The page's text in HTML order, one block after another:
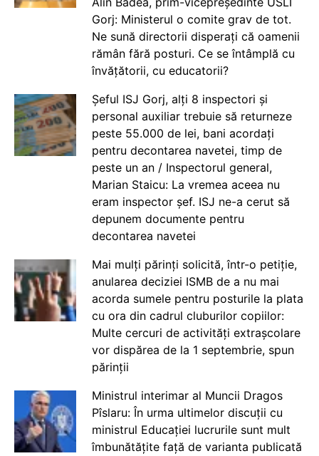
Gorj: Ministerul o comite grav de tot.
Ne sună directorii disperați că oamenii
rămân fără posturi. Ce se întâmplă cu
învățătorii, cu educatorii?
Șeful ISJ Gorj, alți 8 inspectori și
personal auxiliar trebuie să returneze
peste 55.000 de lei, bani acordați
pentru decontarea navetei, timp de
peste un an / Inspectorul general,
Marian Staicu: La vremea aceea nu
eram inspector șef. ISJ ne-a cerut să
depunem documente pentru
decontarea navetei
Mai mulți părinți solicită, într-o petiție,
anularea deciziei ISMB de a nu mai
acorda sumele pentru posturile la plata
cu ora din cadrul cluburilor copiilor:
Multe cercuri de activități extrașcolare
vor dispărea de la 1 septembrie, spun
părinții
Ministrul interimar al Muncii Dragos
Pîslaru: În urma ultimelor discuții cu
ministrul Educației lucrurile sunt mult
îmbunătățite față de varianta publicată